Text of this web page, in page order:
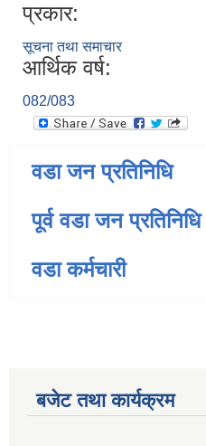
प्रकार:
सूचना तथा समाचार
आर्थिक वर्ष:
082/083
वडा जन प्रतिनिधि
पूर्व वडा जन प्रतिनिधि
वडा कर्मचारी
बजेट तथा कार्यक्रम